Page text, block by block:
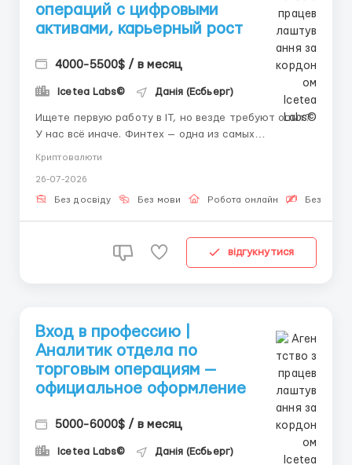
операций с цифровыми
активами, карьерный рост
4000-5500$ / в месяц
Icetea Labs© Данія (Есбьерг)
Ищете первую работу в IT, но везде требуют опыт?
У нас всё иначе. Финтех — одна из самых
идеального кандидата — мы ищем человека,
который готов развиваться в сфере финансовых
Криптовалюти
26-07-2026
Без досвіду Без мови Робота онлайн
відгукнутися
Вход в профессию |
Аналитик отдела по
торговым операциям —
официальное оформление
5000-6000$ / в месяц
Icetea Labs© Данія (Есбьерг)